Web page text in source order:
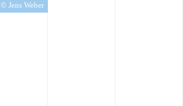
© Jens Weber